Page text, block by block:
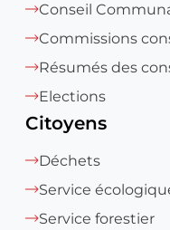
Conseil
Commissions
Résumés des
Elections
Citoyens
Déchets
Service
Service forestier